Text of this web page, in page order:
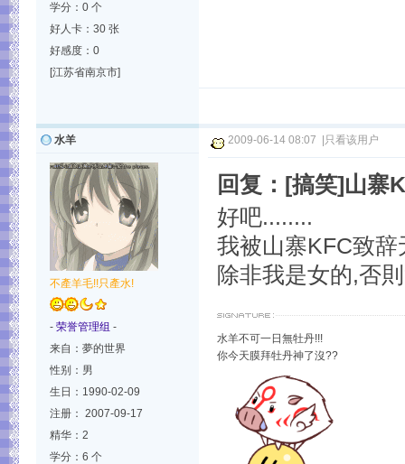
学分：0 个
好人卡：30 张
好感度：0
[江苏省南京市]
水羊
不產羊毛!!只產水!
- 荣誉管理组 -
来自：夢的世界
性别：男
生日：1990-02-09
注册： 2007-09-17
精华：2
学分：6 个
2009-06-14 08:07 只看该用户
回复：[搞笑]山寨
好吧........
我被山寨KFC致
除非我是女的,否
水羊不可一日無牡丹!!!
你今天膜拜牡丹神了沒??